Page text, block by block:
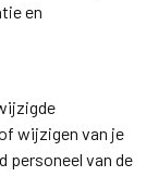
en
wijzigen van je
personeel van de